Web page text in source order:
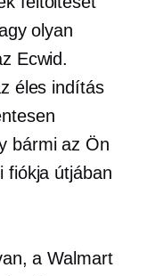
olyan
Ecwid.
éles indítás
bármi az Ön
fiókja útjában
a Walmart